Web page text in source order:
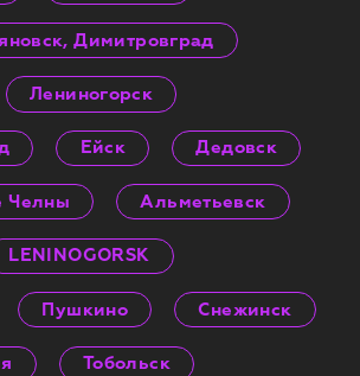
Димитровград
Лениногорск
Ейск Дедовск
Челны Альметьевск
LENINOGORSK
Пушкино Снежинск
Тобольск